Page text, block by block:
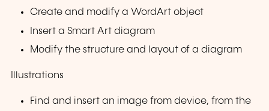
Create and modify a WordArt object
Insert a Smart Art diagram
Modify the structure and layout of a diagram
Illustrations
Find and insert an image from device, from the